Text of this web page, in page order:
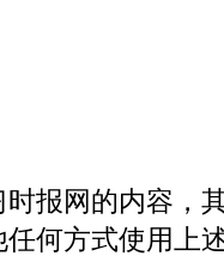
时报网的内容
何方式使用上